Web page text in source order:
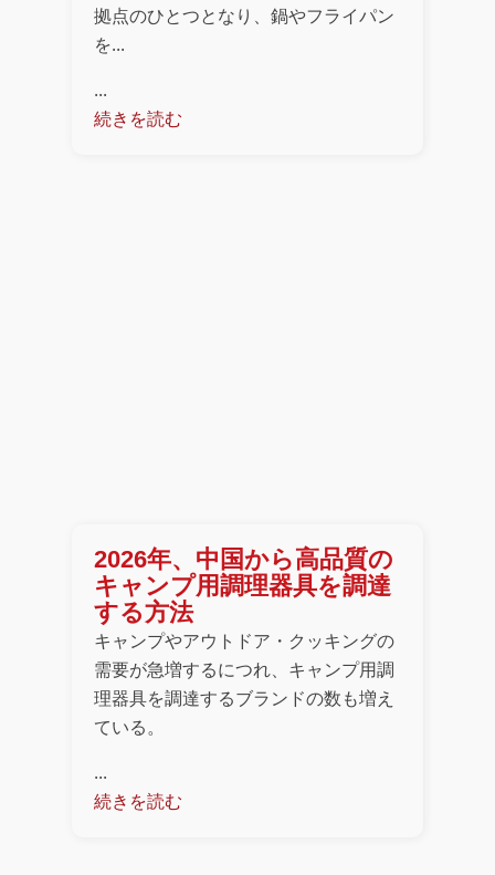
拠点のひとつとなり、鍋やフライパン
を...
...
続きを読む
2026年、中国から高品質の
キャンプ用調理器具を調達
する方法
キャンプやアウトドア・クッキングの
需要が急増するにつれ、キャンプ用調
理器具を調達するブランドの数も増え
ている。
...
続きを読む